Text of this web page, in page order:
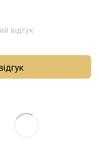
відгук